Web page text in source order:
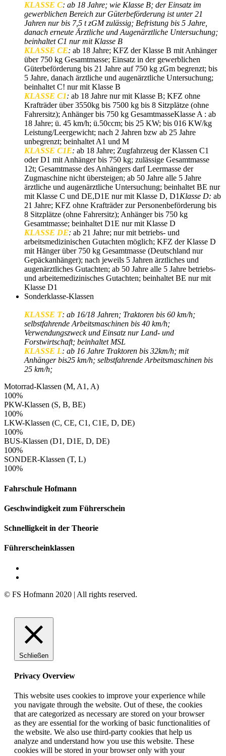
KLASSE C: ab 18 Jahre; wie Klasse B; der Einsatz im
gewerblichen Bereich zur Güterbeförderung ist unter 21
Jahren nur bis 7,5 t zGM zulässig; Befristung bis 5 Jahre,
danach erneute Ärztliche und Augenärztliche Untersuchung;
beinhaltet C1 nur mit Klasse B
KLASSE CE: ab 18 Jahre; KFZ der Klasse B mit Anhänger
über 750 kg Gesamtmasse; Einsatz in der gewerblichen
Güterbeförderung bis 21 Jahre auf 750 kg zGm begrenzt; bis
5 Jahre, danach ärztliche und augenärztliche Untersuchung;
beinhaltet C! nur mit Klasse B
KLASSE C1: ab 18 Jahre nur mit Klasse B; KFZ ohne
Krafträder über 3550kg bis 7500 kg bis 8 Sitzplätze (ohne
Fahrersitz); Anhänger bis 750 kg GesamtmasseKlasse A : ab
18 Jahre; ü. 45 km/h; ü.50ccm; bis 25 KW; bis 016 KW/kg
Leistung/Leergewicht; nach 2 Jahren bzw ab 25 Jahre
unbegrenzt; beinhaltet A1 und M
KLASSE C1E: ab 18 Jahre; Zugfahrzeug der Klassen C1
oder D1 mit Anhänger bis 750 kg; zulässige Gesamtmasse
12t; Gesamtmasse des Anhängers darf Leermasse der
Zugmaschine nicht übersteigen; ab 50 Jahre alle 5 Jahre
ärztliche und augenärztliche Untersuchung; beinhaltet BE nur
mit Klasse C und DE,D1E nur mit Klasse D, D1 Klasse D: ab
21 Jahre; KFZ ohne Krafträder zur Personenbeförderung bis
8 Sitzplätze (ohne Fahrersitz); Anhänger bis 750 kg
Gesamtmasse; beinhaltet D1E nur mit Klasse D
KLASSE DE: ab 21 Jahre; nur mit betriebs- und
arbeitsmedizinischen Gutachten möglich; KFZ der Klasse D
mit Hänger über 750 kg Gesamtmasse (Deutschland nur
Gepäckanhänger); nach jeweils 5 Jahren ärztliches und
augenärztliches Gutachten; ab 50 Jahre alle 5 Jahre betriebs-
und arbeitemedizinisches Gutachten; beinhaltet BE nur mit
Klasse D1
Sonderklasse-Klassen
KLASSE T: ab 16/18 Jahren; Traktoren bis 60 km/h;
selbstfahrende Arbeitsmaschinen bis 40 km/h;
Verwendungszweck und Einsatz nur Land- und
Forstwirtschaft; beinhaltet MSL
KLASSE L: ab 16 Jahre Traktoren bis 32km/h; mit
Anhänger bis25 km/h; selbstfahrende Arbeitsmaschinen bis
25 km/h;
Motorrad-Klassen (M, A1, A)
100%
PKW-Klassen (S, B, BE)
100%
LKW-Klassen (C, CE, C1, C1E, D, DE)
100%
BUS-Klassen (D1, D1E, D, DE)
100%
SONDER-Klassen (T, L)
100%
Fahrschule Hofmann
Geschwindigkeit zum Führerschein
Schnelligkeit in der Theorie
Führerscheinklassen
© FS Hofmann 2020 | All rights reserved.
Schließen
Privacy Overview
This website uses cookies to improve your experience while
you navigate through the website. Out of these, the cookies
that are categorized as necessary are stored on your browser
as they are essential for the working of basic functionalities of
the website. We also use third-party cookies that help us
analyze and understand how you use this website. These
cookies will be stored in your browser only with your